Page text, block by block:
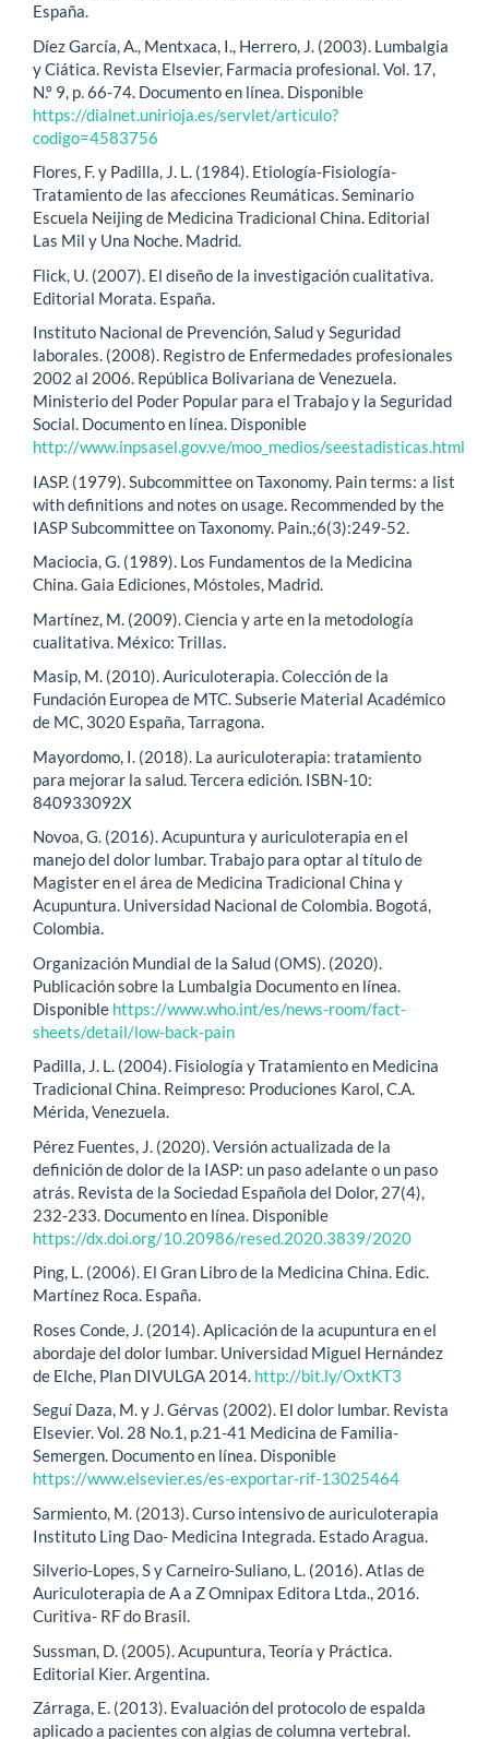
España.
Díez García, A., Mentxaca, I., Herrero, J. (2003). Lumbalgia
y Ciática. Revista Elsevier, Farmacia profesional. Vol. 17,
N.º 9, p. 66-74. Documento en línea. Disponible
https://dialnet.unirioja.es/servlet/articulo?
codigo=4583756
Flores, F. y Padilla, J. L. (1984). Etiología-Fisiología-
Tratamiento de las afecciones Reumáticas. Seminario
Escuela Neijing de Medicina Tradicional China. Editorial
Las Mil y Una Noche. Madrid.
Flick, U. (2007). El diseño de la investigación cualitativa.
Editorial Morata. España.
Instituto Nacional de Prevención, Salud y Seguridad
laborales. (2008). Registro de Enfermedades profesionales
2002 al 2006. República Bolivariana de Venezuela.
Ministerio del Poder Popular para el Trabajo y la Seguridad
Social. Documento en línea. Disponible
http://www.inpsasel.gov.ve/moo_medios/seestadisticas.html
IASP. (1979). Subcommittee on Taxonomy. Pain terms: a list
with definitions and notes on usage. Recommended by the
IASP Subcommittee on Taxonomy. Pain.;6(3):249-52.
Maciocia, G. (1989). Los Fundamentos de la Medicina
China. Gaia Ediciones, Móstoles, Madrid.
Martínez, M. (2009). Ciencia y arte en la metodología
cualitativa. México: Trillas.
Masip, M. (2010). Auriculoterapia. Colección de la
Fundación Europea de MTC. Subserie Material Académico
de MC, 3020 España, Tarragona.
Mayordomo, I. (2018). La auriculoterapia: tratamiento
para mejorar la salud. Tercera edición. ISBN-10:
840933092X
Novoa, G. (2016). Acupuntura y auriculoterapia en el
manejo del dolor lumbar. Trabajo para optar al título de
Magister en el área de Medicina Tradicional China y
Acupuntura. Universidad Nacional de Colombia. Bogotá,
Colombia.
Organización Mundial de la Salud (OMS). (2020).
Publicación sobre la Lumbalgia Documento en línea.
Disponible https://www.who.int/es/news-room/fact-
sheets/detail/low-back-pain
Padilla, J. L. (2004). Fisiología y Tratamiento en Medicina
Tradicional China. Reimpreso: Produciones Karol, C.A.
Mérida, Venezuela.
Pérez Fuentes, J. (2020). Versión actualizada de la
definición de dolor de la IASP: un paso adelante o un paso
atrás. Revista de la Sociedad Española del Dolor, 27(4),
232-233. Documento en línea. Disponible
https://dx.doi.org/10.20986/resed.2020.3839/2020
Ping, L. (2006). El Gran Libro de la Medicina China. Edic.
Martínez Roca. España.
Roses Conde, J. (2014). Aplicación de la acupuntura en el
abordaje del dolor lumbar. Universidad Miguel Hernández
de Elche, Plan DIVULGA 2014. http://bit.ly/OxtKT3
Seguí Daza, M. y J. Gérvas (2002). El dolor lumbar. Revista
Elsevier. Vol. 28 No.1, p.21-41 Medicina de Familia-
Semergen. Documento en línea. Disponible
https://www.elsevier.es/es-exportar-rif-13025464
Sarmiento, M. (2013). Curso intensivo de auriculoterapia
Instituto Ling Dao- Medicina Integrada. Estado Aragua.
Silverio-Lopes, S y Carneiro-Suliano, L. (2016). Atlas de
Auriculoterapia de A a Z Omnipax Editora Ltda., 2016.
Curitiva- RF do Brasil.
Sussman, D. (2005). Acupuntura, Teoría y Práctica.
Editorial Kier. Argentina.
Zárraga, E. (2013). Evaluación del protocolo de espalda
aplicado a pacientes con algias de columna vertebral.